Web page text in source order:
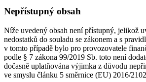
Nepřístupný obsah
Níže uvedený obsah není přístupný, jelikož
nedostatků do souladu se zákonem a s
v tomto případě bylo pro provozovatele
podle § 7 zákona 99/2019 Sb. toto není
dočasně uplatňována výjimka z důvodu
ve smyslu článku 5 směrnice (EU) 2016/